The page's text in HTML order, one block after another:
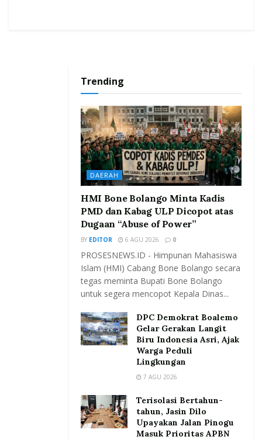
Trending
DAERAH
HMI Bone Bolango Minta Kadis
PMD dan Kabag ULP Dicopot atas
Dugaan “Abuse of Power”
BY EDITOR 6 AGU 2026 0
PROSESNEWS.ID - Himpunan Mahasiswa
Islam (HMI) Cabang Bone Bolango secara
tegas meminta Bupati Bone Bolango
untuk segera mencopot Kepala Dinas...
DPC Demokrat Boalemo
Gelar Gerakan Langit
Biru Indonesia Asri, Ajak
Warga Peduli
Lingkungan
7 AGU 2026
Terisolasi Bertahun-
tahun, Jasin Dilo
Upayakan Jalan Pinogu
Masuk Prioritas APBN